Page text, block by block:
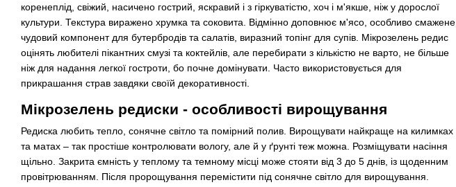
коренеплід, свіжий, насичено гострий, яскравий і з гіркуватістю, хоч і м'якше, ніж у дорослої
культури. Текстура виражено хрумка та соковита. Відмінно доповнює м'ясо, особливо смажене,
чудовий компонент для бутербродів та салатів, виразний топінг для супів. Мікрозелень редис
оцінять любителі пікантних смузі та коктейлів, але перебирати з кількістю не варто, не більше
ніж для надання легкої гостроти, бо почне домінувати. Часто використовується для
прикрашання страв завдяки своїй декоративності.
Мікрозелень редиски - особливості вирощування
Редиска любить тепло, сонячне світло та помірний полив. Вирощувати найкраще на килимках
та матах – так простіше контролювати вологу, але й у ґрунті теж можна. Розміщувати насіння
щільно. Закрита ємність у теплому та темному місці може стояти від 3 до 5 днів, із щоденним
провітрюванням. Після пророщування перемістити під сонячне світло для вирощування.